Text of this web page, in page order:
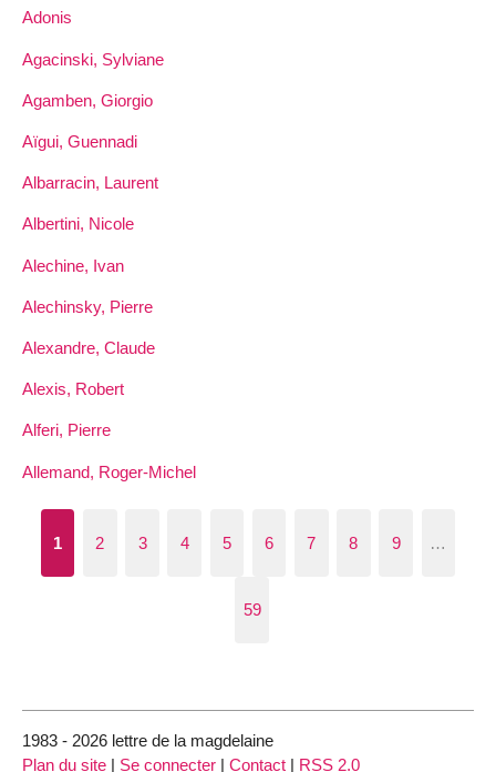
Adonis
Agacinski, Sylviane
Agamben, Giorgio
Aïgui, Guennadi
Albarracin, Laurent
Albertini, Nicole
Alechine, Ivan
Alechinsky, Pierre
Alexandre, Claude
Alexis, Robert
Alferi, Pierre
Allemand, Roger-Michel
1 2 3 4 5 6 7 8 9 …
59
1983 - 2026 lettre de la magdelaine
Plan du site | Se connecter | Contact | RSS 2.0